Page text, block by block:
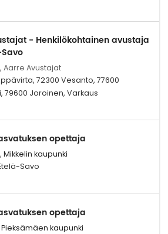
- Henkilökohtainen avustaja
Aarre Avustajat
72300 Vesanto, 77600
79600 Joroinen, Varkaus
opettaja
Mikkelin kaupunki
Savo
opettaja
Pieksämäen kaupunki